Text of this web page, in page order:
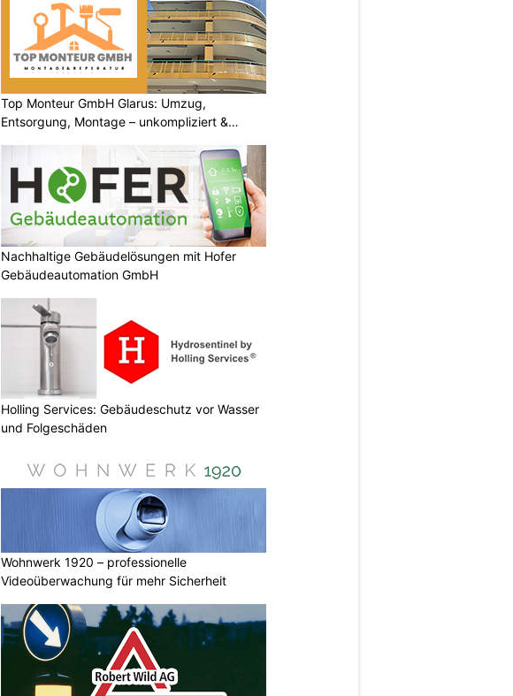
Top Monteur GmbH Glarus: Umzug,
Entsorgung, Montage – unkompliziert &
Nachhaltige Gebäudelösungen mit Hofer
Gebäudeautomation GmbH
Holling Services: Gebäudeschutz vor Wasser
und Folgeschäden
Wohnwerk 1920 – professionelle
Videoüberwachung für mehr Sicherheit